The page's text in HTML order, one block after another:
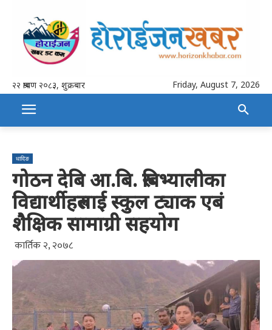
२२ श्रावण २०८३, शुक्रबार Friday, August 7, 2026
धादिङ
गोठन देबि आ.बि. रुबिभ्यालीका
विद्यार्थीहरुलाई स्कुल ट्याक एबं
शैक्षिक सामाग्री सहयोग
कार्तिक २, २०७८